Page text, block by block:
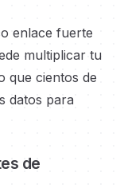
enlace fuerte
multiplicar tu
que cientos de
datos para
de